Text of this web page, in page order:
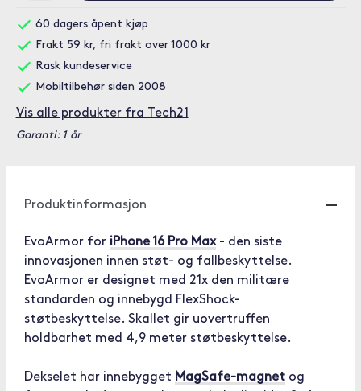
60 dagers åpent kjøp
Frakt 59 kr, fri frakt over 1000 kr
Rask kundeservice
Mobiltilbehør siden 2008
Vis alle produkter fra Tech21
Garanti: 1 år
Produktinformasjon
EvoArmor for iPhone 16 Pro Max- den siste
innovasjonen innen støt- og fallbeskyttelse.
EvoArmor er designet med 21x den militære
standarden og innebygd FlexShock-
støtbeskyttelse. Skallet gir uovertruffen
holdbarhet med 4,9 meter støtbeskyttelse.
Dekselet har innebygget MagSafe-magnet og